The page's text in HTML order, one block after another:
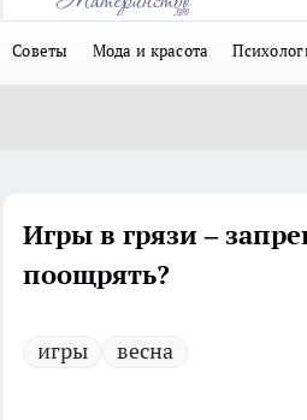
Советы Мода и красота
Игры в грязи –
поощрять?
игры весна